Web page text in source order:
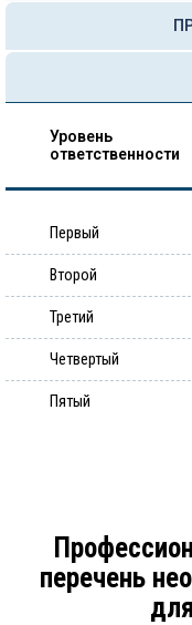
Уровень
ответственности
Первый
Второй
Третий
Четвертый
Пятый
перечень